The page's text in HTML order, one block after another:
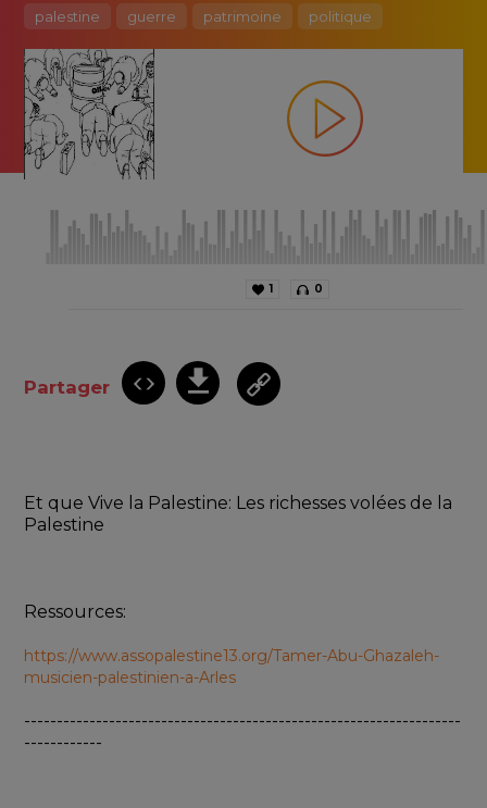
palestine guerre patrimoine politique
1 0
Partager
Et que Vive la Palestine: Les richesses volées de la
Palestine
Ressources:
https://www.assopalestine13.org/Tamer-Abu-Ghazaleh-
musicien-palestinien-a-Arles
-------------------------------------------------------------------
------------